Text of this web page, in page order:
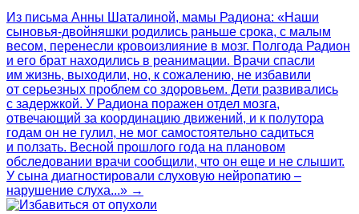
Из письма Анны Шаталиной, мамы Радиона: «Наши
сыновья-двойняшки родились раньше срока, с малым
весом, перенесли кровоизлияние в мозг. Полгода Радион
и его брат находились в реанимации. Врачи спасли
им жизнь, выходили, но, к сожалению, не избавили
от серьезных проблем со здоровьем. Дети развивались
с задержкой. У Радиона поражен отдел мозга,
отвечающий за координацию движений, и к полутора
годам он не гулил, не мог самостоятельно садиться
и ползать. Весной прошлого года на плановом
обследовании врачи сообщили, что он еще и не слышит.
У сына диагностировали слуховую нейропатию –
нарушение слуха...» →